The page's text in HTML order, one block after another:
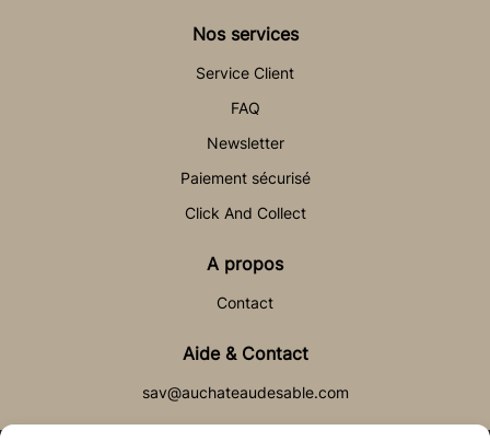
Nos services
Service Client
FAQ
Newsletter
Paiement sécurisé
Click And Collect
A propos
Contact
Aide & Contact
sav@auchateaudesable.com